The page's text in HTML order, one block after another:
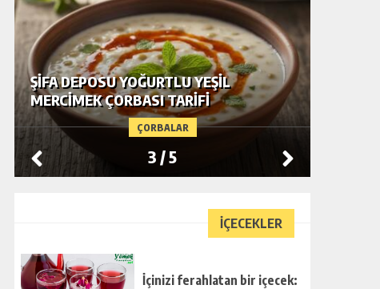
ÇORBALAR
YE-MEK.COM.TR’DE BUGÜN ALACA
ÇORBASI TARIFINI PAYLAŞIYORUZ
3 /5
İÇECEKLER
İçinizi ferahlatan bir içecek: